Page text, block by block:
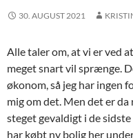
30. AUGUST 2021
Alle taler om, at vi er ved
meget snart vil sprænge.
økonom, så jeg har ingen
mig om det. Men det er
steget gevaldigt i de
har købt ny bolig her